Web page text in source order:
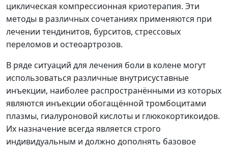
циклическая компрессионная криотерапия. Эти
методы в различных сочетаниях применяются при
лечении тендинитов, бурситов, стрессовых
переломов и остеоартрозов.
В ряде ситуаций для лечения боли в колене могут
использоваться различные внутрисуставные
инъекции, наиболее распространёнными из которых
являются инъекции обогащённой тромбоцитами
плазмы, гиалуроновой кислоты и глюкокортикоидов.
Их назначение всегда является строго
индивидуальным и должно дополнять базовое